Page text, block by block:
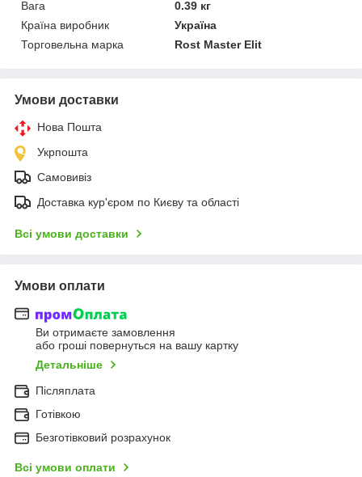
Вага
0.39 кг
Країна виробник
Україна
Торговельна марка
Rost Master Elit
Умови доставки
Нова Пошта
Укрпошта
Самовивіз
Доставка кур'єром по Києву та області
Всі умови доставки
Умови оплати
Ви отримаєте замовлення
або гроші повернуться на вашу картку
Детальніше
Післяплата
Готівкою
Безготівковий розрахунок
Всі умови оплати